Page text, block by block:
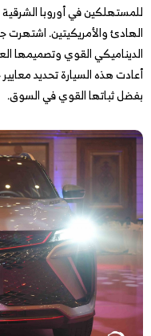
للمستهلكين في أوروبا
الهادئ والأمريكيتين. اشتهرت
الديناميكي القوي وتصميمها
أعادت هذه السيارة تحديد
بفضل ثباتها القوي في السوق.